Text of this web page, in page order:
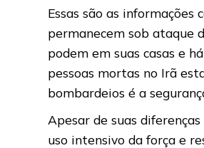
Essas são as
permanecem sob ataque
podem em suas casas e
pessoas mortas no Irã
bombardeios é a
Apesar de suas
uso intensivo da força e